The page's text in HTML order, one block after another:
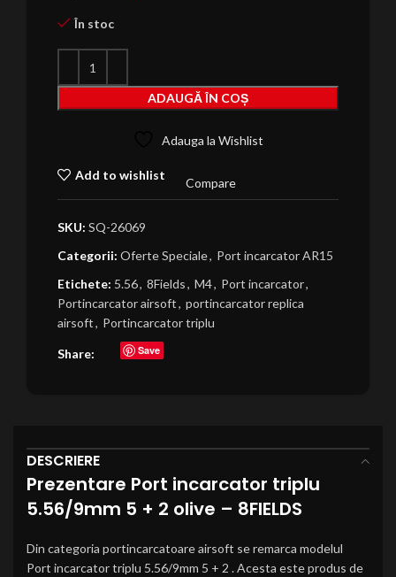
fost:
În stoc
ADAUGĂ ÎN COȘ
Adauga la Wishlist
Add to wishlist
Compare
SKU: SQ-26069
Categorii: Oferte Speciale, Port incarcator AR15
Etichete: 5.56, 8Fields, M4, Port incarcator,
Portincarcator airsoft, portincarcator replica
airsoft, Portincarcator triplu
Share: Save
DESCRIERE
Prezentare Port incarcator triplu
5.56/9mm 5 + 2 olive – 8FIELDS
Din categoria portincarcatoare airsoft se remarca modelul
Port incarcator triplu 5.56/9mm 5 + 2 . Acesta este produs de